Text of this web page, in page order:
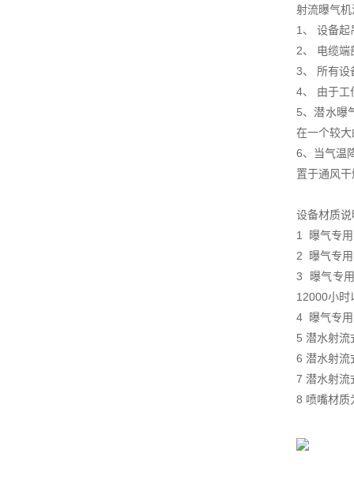
射流曝气
1、 设备起
2、 电缆端
3、 所有设
4、 由于工
5、潜水曝
在一个较
6、当气温
置于通风
设备材质说
1 曝气专
2 曝气专
3 曝气专
12000小时
4 曝气专用
5 潜水射流
6 潜水射流
7 潜水射流
8 喷嘴材质